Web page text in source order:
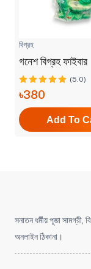
বিগ্রহ
গনেশ বিগ্রহ ফাইবার
(5.0)
৳380
Add To
সনাতন ধর্মীয় পূজা সামগ্রী,
অনলাইন ঠিকানা।